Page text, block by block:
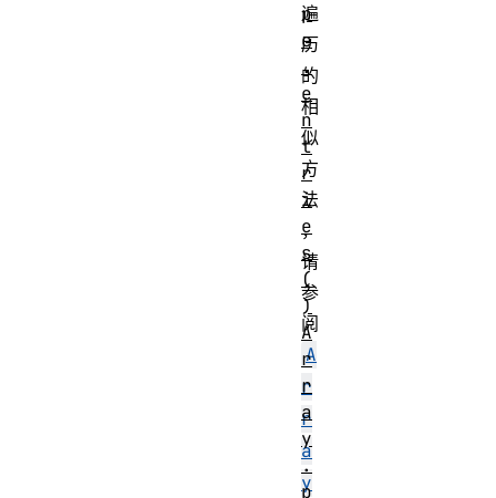
遍
历
的
相
似
方
法
，
请
参
阅
A
r
r
a
y
p
e
.
e
n
t
r
i
e
s
(
)
A
r
r
a
y
.
p